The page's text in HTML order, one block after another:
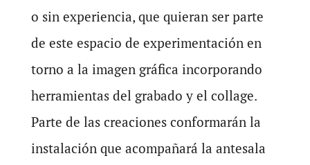
o sin experiencia, que quieran ser parte
de este espacio de experimentación en
torno a la imagen gráfica incorporando
herramientas del grabado y el collage.
Parte de las creaciones conformarán la
instalación que acompañará la antesala